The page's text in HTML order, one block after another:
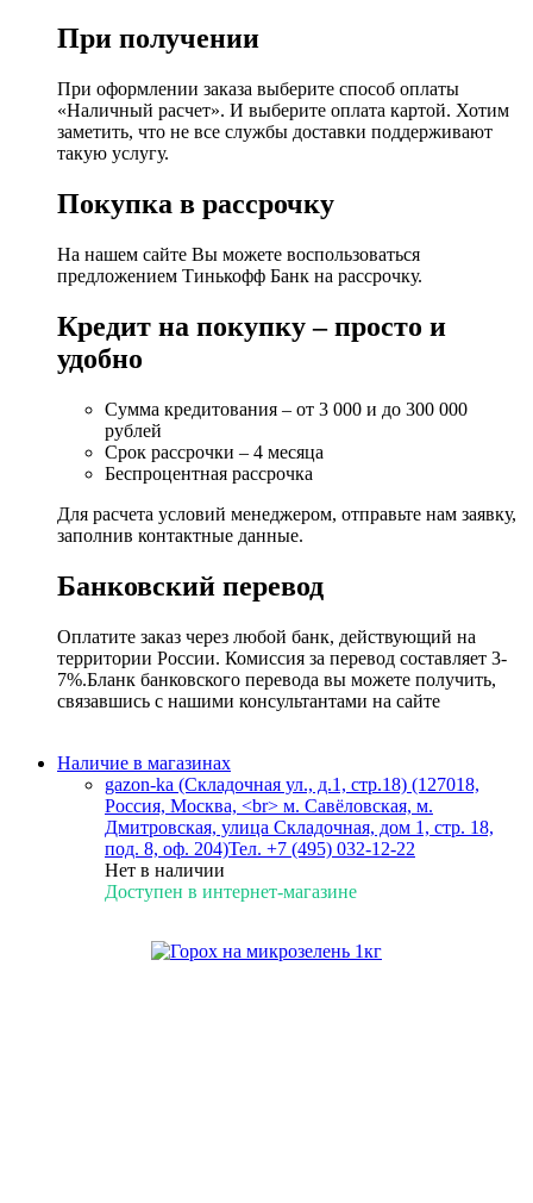
При получении
При оформлении заказа выберите способ оплаты
«Наличный расчет». И выберите оплата картой. Хотим
заметить, что не все службы доставки поддерживают
такую услугу.
Покупка в рассрочку
На нашем сайте Вы можете воспользоваться
предложением Тинькофф Банк на рассрочку.
Кредит на покупку – просто и
удобно
Сумма кредитования – от 3 000 и до 300 000
рублей
Срок рассрочки – 4 месяца
Беспроцентная рассрочка
Для расчета условий менеджером, отправьте нам заявку,
заполнив контактные данные.
Банковский перевод
Оплатите заказ через любой банк, действующий на
территории России. Комиссия за перевод составляет 3-
7%.Бланк банковского перевода вы можете получить,
связавшись с нашими консультантами на сайте
Наличие в магазинах
gazon-ka (Складочная ул., д.1, стр.18) (127018,
Россия, Москва, <br> м. Савёловская, м.
Дмитровская, улица Складочная, дом 1, стр. 18,
под. 8, оф. 204)Тел. +7 (495) 032-12-22
Нет в наличии
Доступен в интернет-магазине